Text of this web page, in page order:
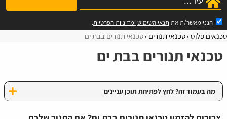
הנני מאשר/ת את תנאי השימוש ומדיניות הפרטיות.
טכנאים פלוס טכנאי תנורים טכנאי תנורים בבת ים
טכנאי תנורים בבת ים
מה בעמוד זה? לחץ לפתיחת תוכן עניינים